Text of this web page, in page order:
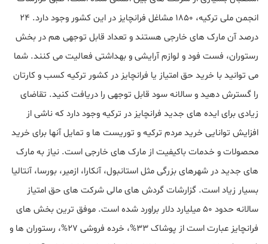
انجمن ملی ترکیه، ۱۸۵۰ مشاغل فرانچایز در این کشور وجود دارد. ۲۴
درصد آن مارک های خارجی هستند و تعداد قابل توجهی هم در بخش
رستوران، فست فود و لوازم آرایشی و بهداشتی فعالیت می کنند. شما
می توانید با خرید حق امتیاز یا فرانچایز در کشور ترکیه کسب و کارتان
را گسترش دهید و سالانه سود قابل توجهی را دریافت کنید. تقاضای
زیادی برای ایده های جدید فرانچایز در ترکیه وجود دارد که ناشی از
افزایش توانایی خرید مردم ترکیه و توریست ها و تمایل آنها برای خرید
محصولات و خدمات باکیفیت از مارک های خارجی است. نیاز به مارک
های جدید در شهرهای بزرگی مثل استانبول، آنکارا، ازمیر، بورسا، آنتالیا
بسیار زیاد است. گزارشات گردش های مالی شرکت های حق امتیاز
سالانه حدود ۵۰ میلیارد دلار براورد شده است. موفق ترین بخش های
فرانچایز عبارت است از پوشاک ۳۳%، خرده فروشی ۲۷%، رستوران ها و